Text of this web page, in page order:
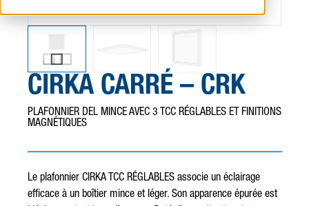
CIRKA CARRÉ – CRK
PLAFONNIER DEL MINCE AVEC 3 TCC RÉGLABLES ET FINITIONS
MAGNÉTIQUES
Le plafonnier CIRKA TCC RÉGLABLES associe un éclairage
efficace à un boîtier mince et léger. Son apparence épurée est